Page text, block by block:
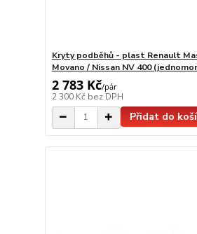
Kryty podběhů - plast Renault
Movano / Nissan NV 400
2 783 Kč/pár
2 300 Kč bez DPH
Přidat do